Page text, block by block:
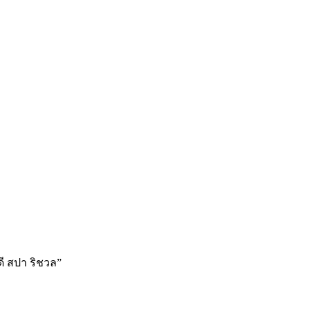
สปา ริชวล”